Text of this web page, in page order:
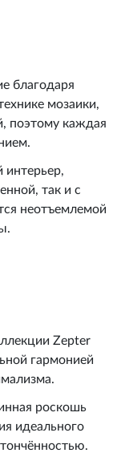
благодаря
мозаики,
поэтому каждая
интерьер,
так и с
неотъемлемой
Zepter
гармонией
роскошь
идеального